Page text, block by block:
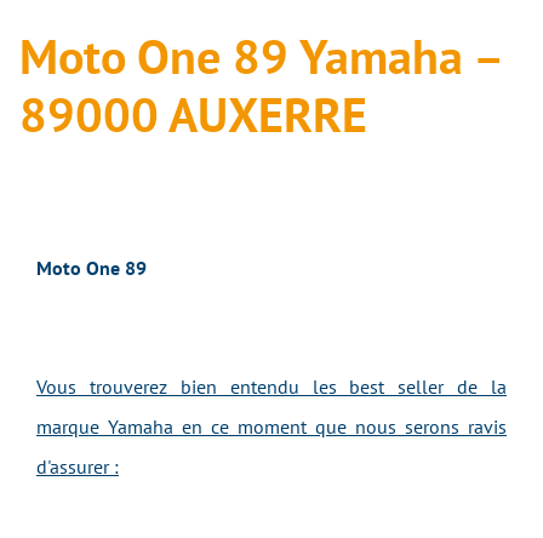
Moto One 89 Yamaha –
89000 AUXERRE
Moto One 89
Vous trouverez bien entendu les best seller de la
marque Yamaha en ce moment que nous serons ravis
d'assurer :